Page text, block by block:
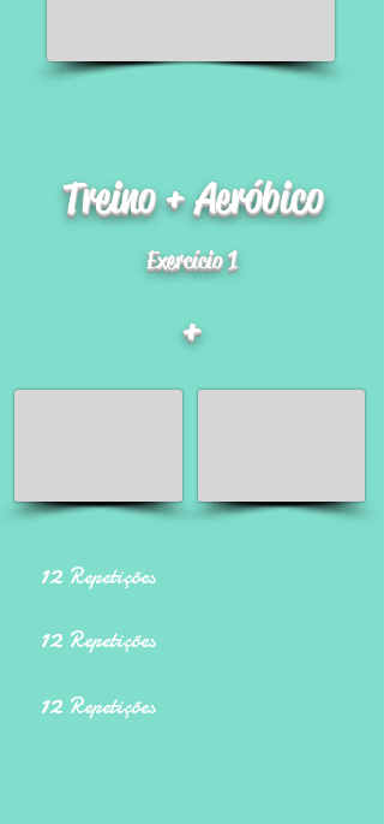
Treino + Aeróbico
Exercício 1
+
12 Repetições
12 Repetições
12 Repetições